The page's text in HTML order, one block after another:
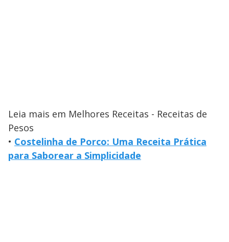
Leia mais em Melhores Receitas - Receitas de
Pesos
• Costelinha de Porco: Uma Receita Prática
para Saborear a Simplicidade